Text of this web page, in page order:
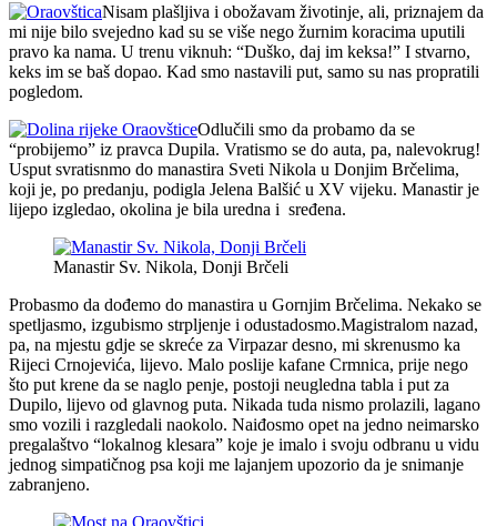
Nisam plašljiva i obožavam životinje, ali, priznajem da
mi nije bilo svejedno kad su se više nego žurnim koracima uputili
pravo ka nama. U trenu viknuh: “Duško, daj im keksa!” I stvarno,
keks im se baš dopao. Kad smo nastavili put, samo su nas propratili
pogledom.
Odlučili smo da probamo da se
“probijemo” iz pravca Dupila. Vratismo se do auta, pa, nalevokrug!
Usput svratisnmo do manastira Sveti Nikola u Donjim Brčelima,
koji je, po predanju, podigla Jelena Balšić u XV vijeku. Manastir je
lijepo izgledao, okolina je bila uredna i sređena.
Manastir Sv. Nikola, Donji Brčeli
Probasmo da dođemo do manastira u Gornjim Brčelima. Nekako se
spetljasmo, izgubismo strpljenje i odustadosmo.Magistralom nazad,
pa, na mjestu gdje se skreće za Virpazar desno, mi skrenusmo ka
Rijeci Crnojevića, lijevo. Malo poslije kafane Crmnica, prije nego
što put krene da se naglo penje, postoji neugledna tabla i put za
Dupilo, lijevo od glavnog puta. Nikada tuda nismo prolazili, lagano
smo vozili i razgledali naokolo. Naiđosmo opet na jedno neimarsko
pregalaštvo “lokalnog klesara” koje je imalo i svoju odbranu u vidu
jednog simpatičnog psa koji me lajanjem upozorio da je snimanje
zabranjeno.